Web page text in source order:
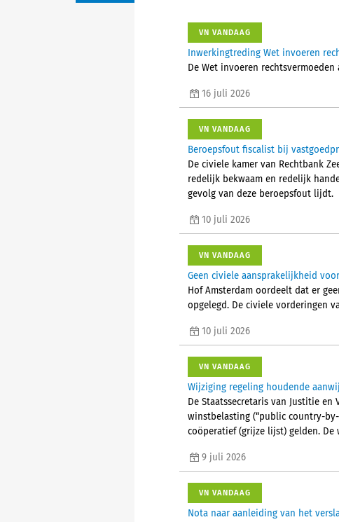
VN VANDAAG
Inwerkingtreding Wet invoeren
De Wet invoeren
16 juli 2026
VN VANDAAG
Beroepsfout fiscalist bij
De civiele kamer van Rechtbank
redelijk bekwaam en redelijk
gevolg van deze beroepsfout lijdt.
10 juli 2026
VN VANDAAG
Geen civiele aansprakelijkheid
Hof Amsterdam oordeelt dat er
opgelegd. De civiele vorderingen
10 juli 2026
VN VANDAAG
Wijziging regeling houdende
De Staatssecretaris van Justitie
winstbelasting (“public country-
coöperatief (grijze lijst) gelden.
9 juli 2026
VN VANDAAG
Nota naar aanleiding van het